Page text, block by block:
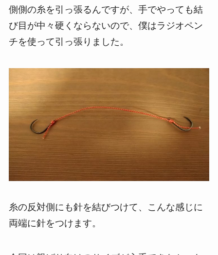
側側の糸を引っ張るんですが、手でやっても結
び目が中々硬くならないので、僕はラジオペン
チを使って引っ張りました。
糸の反対側にも針を結びつけて、こんな感じに
両端に針をつけます。